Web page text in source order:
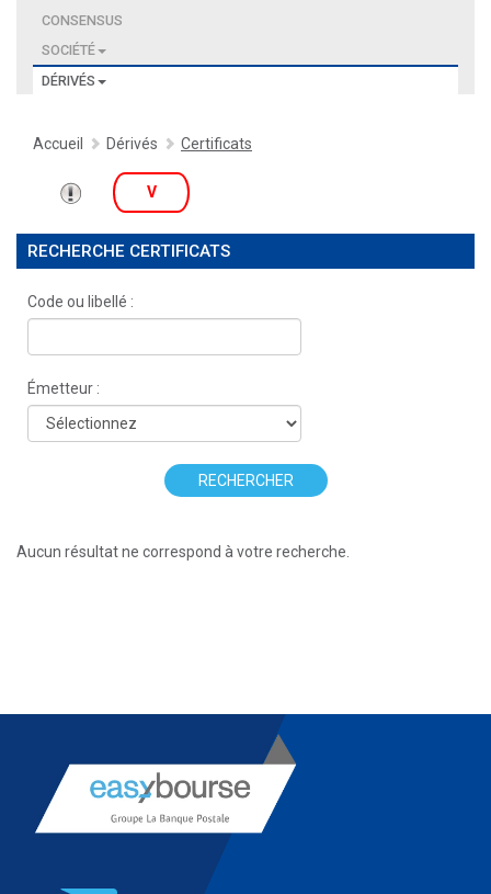
CONSENSUS
SOCIÉTÉ
DÉRIVÉS
Accueil Dérivés Certificats
V
RECHERCHE CERTIFICATS
Code ou libellé :
Émetteur :
RECHERCHER
Aucun résultat ne correspond à votre recherche.